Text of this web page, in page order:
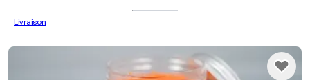
Livraison